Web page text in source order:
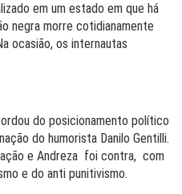
em um estado em que há
negra morre cotidianamente
ocasião, os internautas
do posicionamento político
do humorista Danilo Gentilli.
e Andreza foi contra, com
e do anti punitivismo.